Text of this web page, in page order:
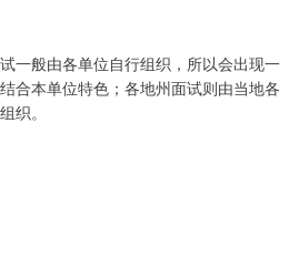
一般由各单位自行组织，所以会出现一
合本单位特色；各地州面试则由当地各
织。